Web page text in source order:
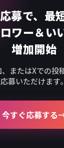
募で、最
ワー＆い
増加開始
、またはXでの投
応募いただけます。
今すぐ応募する